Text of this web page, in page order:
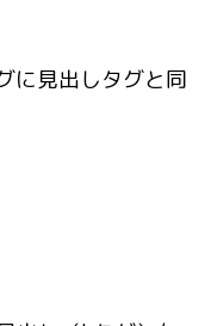
に見出しタグと同